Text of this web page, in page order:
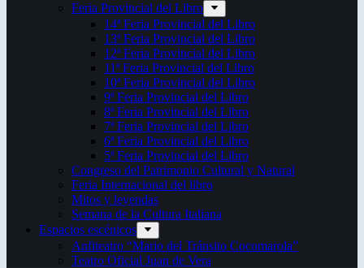
Feria Provincial del Libro
14ª Feria Provincial del Libro
13ª Feria Provincial del Libro
12ª Feria Provincial del Libro
11ª Feria Provincial del Libro
10ª Feria Provincial del Libro
9ª Feria Provincial del Libro
8ª Feria Provincial del Libro
7ª Feria Provincial del Libro
6ª Feria Provincial del Libro
5ª Feria Provincial del Libro
Congreso del Patrimonio Cultural y Natural
Feria Internacional del libro
Mitos y leyendas
Semana de la Cultura Italiana
Espacios escénicos
Anfiteatro “Mario del Tránsito Cocomarola”
Teatro Oficial Juan de Vera